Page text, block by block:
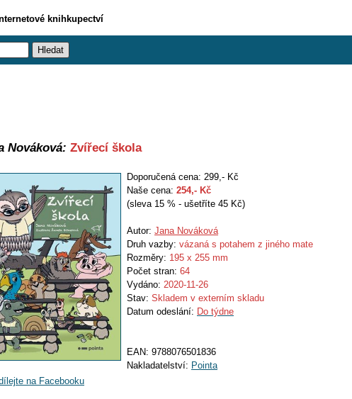
knihkupectví
Nováková: Zvířecí škola
Doporučená cena: 299,- Kč
Naše cena: 254,- Kč
(sleva 15 % - ušetříte 45 Kč)
Autor: Jana Nováková
Druh vazby: vázaná s potahem z jiného mate
Rozměry: 195 x 255 mm
Počet stran: 64
Vydáno: 2020-11-26
Stav: Skladem v externím skladu
Datum odeslání: Do týdne
EAN: 9788076501836
Nakladatelství: Pointa
na Facebooku